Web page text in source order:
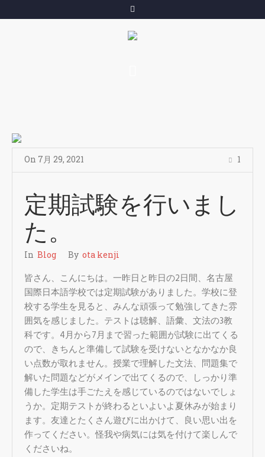
On 7月 29, 2021 1
定期試験を行いまし
た。
In Blog By ota kenji
皆さん、こんにちは。一昨日と昨日の2日間、名古屋
国際日本語学校では定期試験がありました。学校に登
校する学生を見ると、みんな頑張って勉強してきた雰
囲気を感じました。テストは聴解、語彙、文法の3教
科です。4月から7月まで習った範囲が試験に出てくる
ので、きちんと準備して試験を受けないとなかなか良
い点数が取れません。授業で理解した文法、問題集で
解いた問題などがメインで出てくるので、しっかり準
備した学生は手ごたえを感じているのではないでしょ
うか。定期テストが終わるといよいよ夏休みが始まり
ます。友達とたくさん遊びに出かけて、良い思い出を
作ってください。怪我や病気には気を付けて楽しんで
くださいね。